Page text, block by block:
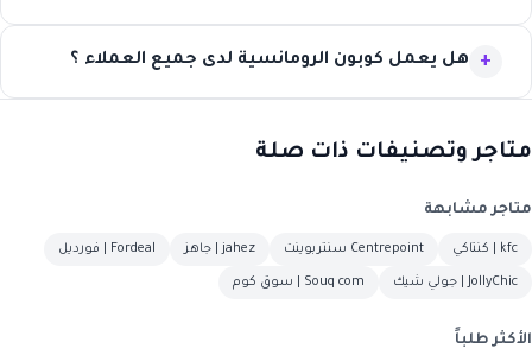
هل يعمل كوبون الرومانسية لدى جميع العملاء ؟
متاجر وتصنيفات ذات صلة
متاجر مشابهة
kfc | كنتاكي Centrepoint سنتربوينت jahez | جاهز Fordeal | فورديل
JollyChic | جولي شيك Souq com | سوق كوم
الأكثر طلباً